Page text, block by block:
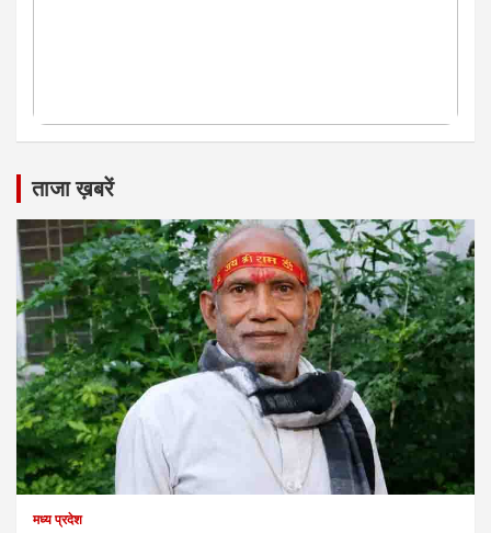
ताजा ख़बरें
मध्य प्रदेश